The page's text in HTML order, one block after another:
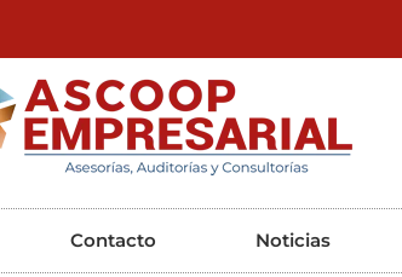
Contacto Noticias